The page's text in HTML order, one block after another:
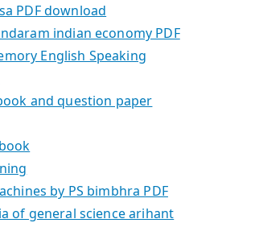
PDF download
indian economy PDF
English Speaking
and question paper
by PS bimbhra PDF
of general science arihant